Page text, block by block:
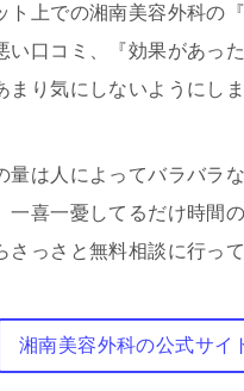
ト上での湘南美容外科の
い口コミ、『効果があっ
まり気にしないようにしま
量は人によってバラバラ
一喜一憂してるだけ時間の
さっさと無料相談に行って
湘南美容外科の公式サイ